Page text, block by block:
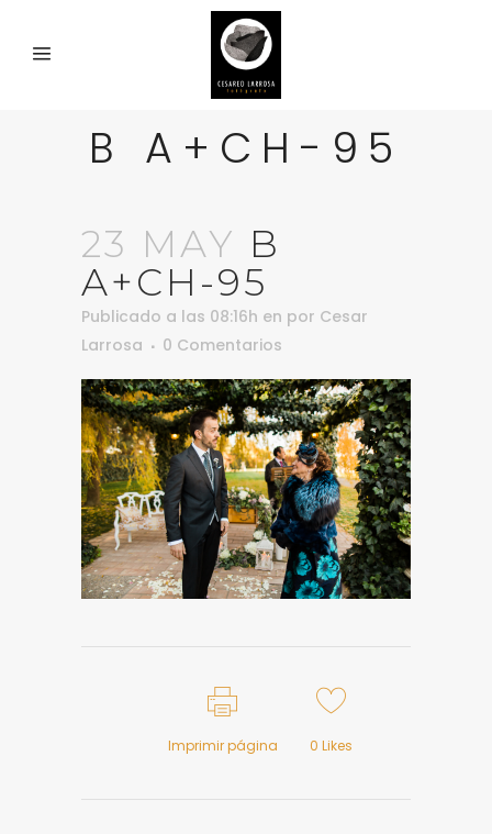
B A+CH-95
23 MAY B
A+CH-95
Publicado a las 08:16h en por Cesar
Larrosa
0 Comentarios
Imprimir página 0 Likes